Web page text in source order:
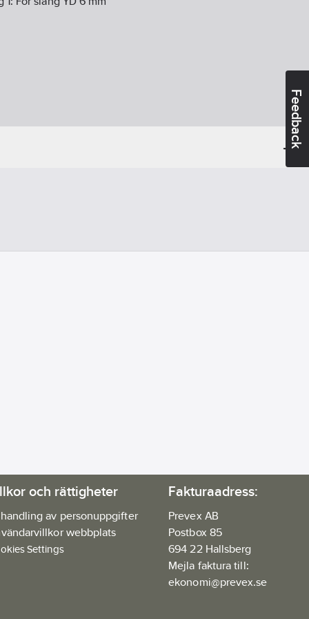
Feedback
och rättigheter
av personuppgifter
webbplats
Settings
Fakturaadress:
Prevex AB
Postbox 85
694 22 Hallsberg
Mejla faktura till:
ekonomi@prevex.se